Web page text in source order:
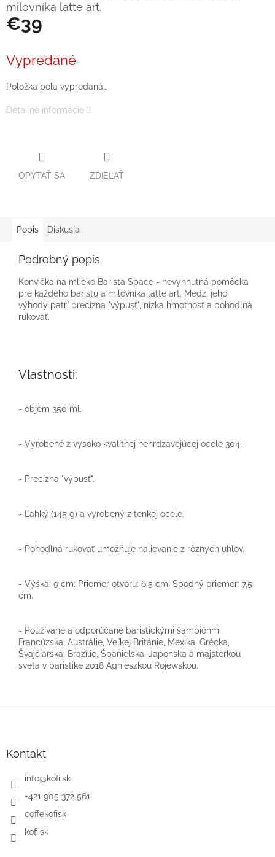
€39
cena:
Vypredané
Položka bola vypredaná…
milovníka latte art.
Detailné informácie
OPÝTAŤ SA ZDIEĽAŤ
Popis Diskusia
Podrobný popis
Konvička na mlieko Barista Space - nevyhnutná pomôcka
pre každého baristu a milovníka latte art. Medzi jeho
výhody patrí precízna "výpusť", nízka hmotnosť a pohodlná
rukoväť.
Vlastnosti:
- objem 350 ml.
- Vyrobené z vysoko kvalitnej nehrdzavejúcej ocele 304.
- Precízna "výpusť".
- Ľahký (145 g) a vyrobený z tenkej ocele.
- Pohodlná rukoväť umožňuje nalievanie z rôznych uhlov.
- Výška: 9 cm; Priemer otvoru: 6,5 cm; Spodný priemer: 7,5
cm.
- Používané a odporúčané baristickými šampiónmi
Francúzska, Austrálie, Veľkej Británie, Mexika, Grécka,
Švajčiarska, Brazílie, Španielska, Japonska a majsterkou
sveta v baristike 2018 Agnieszkou Rojewskou.
Kontakt
info@kofi.sk
+421 905 372 561
coffekofisk
kofi.sk